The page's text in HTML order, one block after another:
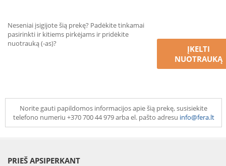
Neseniai įsigijote šią prekę? Padėkite tinkamai
pasirinkti ir kitiems pirkėjams ir pridėkite
nuotrauką (-as)?
ĮKELTI
NUOTRAUKĄ
Norite gauti papildomos informacijos apie šią prekę, susisiekite
telefono numeriu +370 700 44 979 arba el. pašto adresu info@fera.lt
PRIEŠ APSIPERKANT